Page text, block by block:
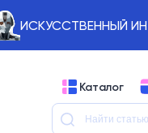
ИСКУССТВЕННЫЙ
Каталог